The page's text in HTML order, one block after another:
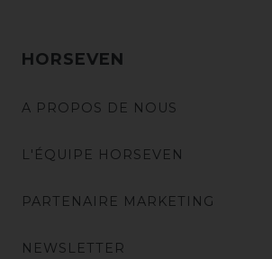
HORSEVEN
A PROPOS DE NOUS
L'ÉQUIPE HORSEVEN
PARTENAIRE MARKETING
NEWSLETTER